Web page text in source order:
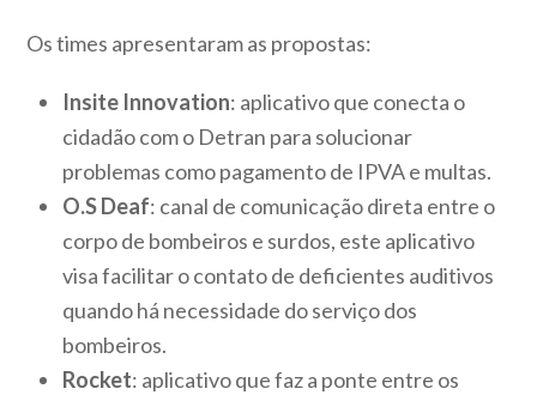
Os times apresentaram as propostas:
Insite Innovation: aplicativo que conecta o
cidadão com o Detran para solucionar
problemas como pagamento de IPVA e multas.
O.S Deaf: canal de comunicação direta entre o
corpo de bombeiros e surdos, este aplicativo
visa facilitar o contato de deficientes auditivos
quando há necessidade do serviço dos
bombeiros.
Rocket: aplicativo que faz a ponte entre os